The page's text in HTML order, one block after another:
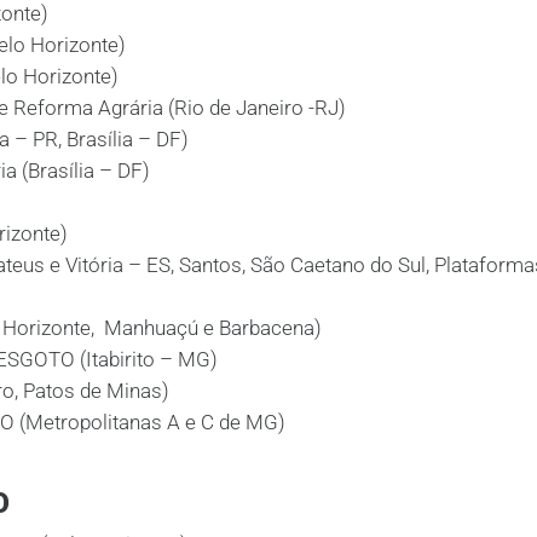
Horizonte)
Horizonte)
Reforma Agrária (Rio de Janeiro -RJ)
– PR, Brasília – DF)
(Brasília – DF)
e Vitória – ES, Santos, São Caetano do Sul,
Manhuaçú e Barbacena)
(Itabirito – MG)
Patos de Minas)
(Metropolitanas A e C de MG)